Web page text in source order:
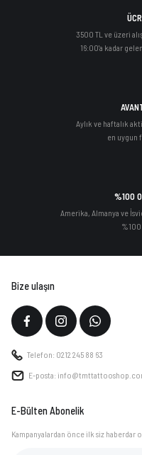
3500 TL ve üzeri
16:00'a kadar
Aylık ve haftalık
en uygun
%100
Amerika, Almanya ve
Bize ulaşın
Telefon: 0212 245 88 63
E-posta:
E-Bülten Abonelik
Kampanyalardan önce ilk siz haberdar